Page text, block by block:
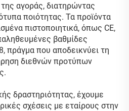
αγοράς, διατηρώντας
ποιότητας. Τα προϊόντα
πιστοποιητικά, όπως CE,
βαθμίδες
πράγμα που αποδεικνύει τη
διεθνών προτύπων
δραστηριότητας, έχουμε
σχέσεις με εταίρους στην